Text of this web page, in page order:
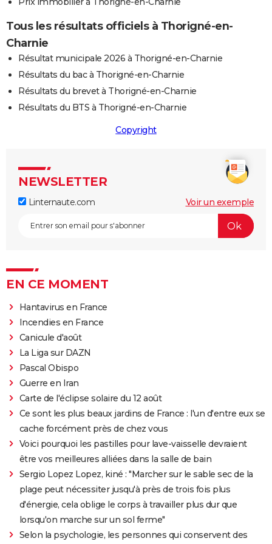
Tous les résultats officiels à Thorigné-en-
Charnie
Résultat municipale 2026 à Thorigné-en-Charnie
Résultats du bac à Thorigné-en-Charnie
Résultats du brevet à Thorigné-en-Charnie
Résultats du BTS à Thorigné-en-Charnie
Copyright
NEWSLETTER
Linternaute.com Voir un exemple
EN CE MOMENT
Hantavirus en France
Incendies en France
Canicule d'août
La Liga sur DAZN
Pascal Obispo
Guerre en Iran
Carte de l'éclipse solaire du 12 août
Ce sont les plus beaux jardins de France : l'un d'entre eux se
cache forcément près de chez vous
Voici pourquoi les pastilles pour lave-vaisselle devraient
être vos meilleures alliées dans la salle de bain
Sergio Lopez Lopez, kiné : "Marcher sur le sable sec de la
plage peut nécessiter jusqu'à près de trois fois plus
d'énergie, cela oblige le corps à travailler plus dur que
lorsqu'on marche sur un sol ferme"
Selon la psychologie, les personnes qui conservent des